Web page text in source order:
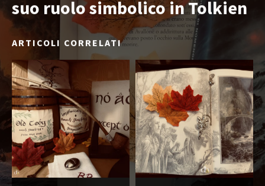
suo ruolo simbolico in Tolkien
ARTICOLI CORRELATI